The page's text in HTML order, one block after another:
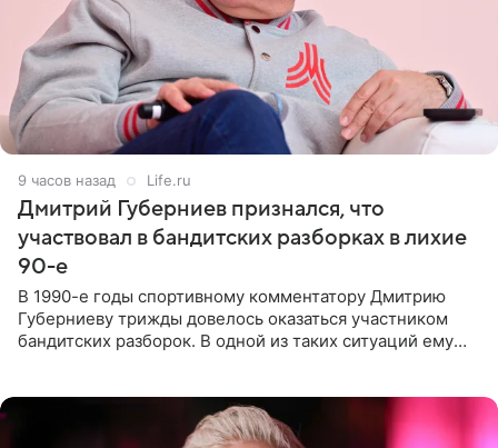
9 часов назад Life.ru
Дмитрий Губерниев признался, что
участвовал в бандитских разборках в лихие
90-е
В 1990-е годы спортивному комментатору Дмитрию
Губерниеву трижды довелось оказаться участником
бандитских разборок. В одной из таких ситуаций ему